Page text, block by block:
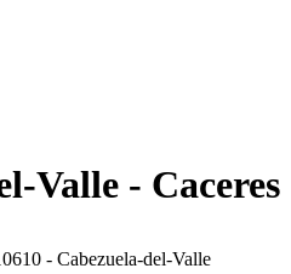
Valle - Caceres
- Cabezuela-del-Valle